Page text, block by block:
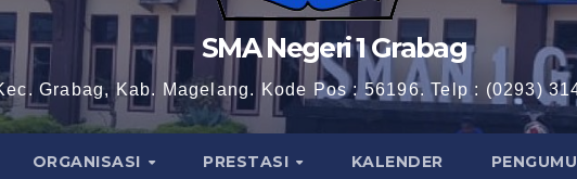
SMA Negeri 1 Grabag
Grabag, Kab. Magelang. Kode Pos : 56196. Telp : (0293)
ORGANISASI PRESTASI KALENDER